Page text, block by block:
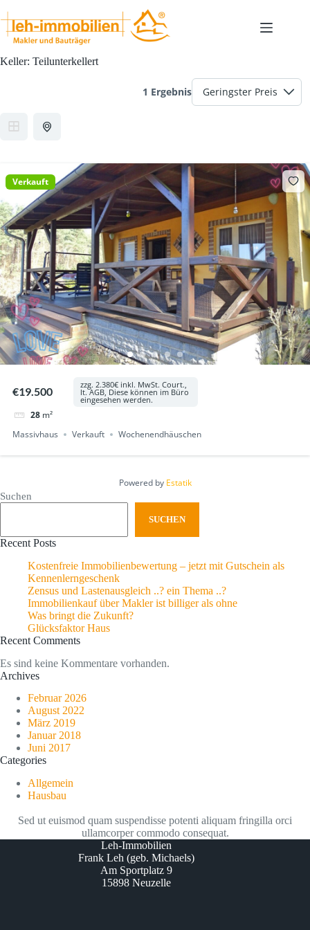
Inhalt
springen
Keller: Teilunterkellert
1 Ergebnis
Verkauft
€19.500
zzg. 2.380€ inkl. MwSt. Court.,
lt. AGB, Diese können im Büro
eingesehen werden.
28 m²
Massivhaus
Verkauft Wochenendhäuschen
Powered by Estatik
Suchen
SUCHEN
Recent Posts
Kostenfreie Immobilienbewertung – jetzt mit Gutschein als
Kennenlerngeschenk
Zensus und Lastenausgleich ..? ein Thema ..?
Immobilienkauf über Makler ist billiger als ohne
Was bringt die Zukunft?
Glücksfaktor Haus
Recent Comments
Es sind keine Kommentare vorhanden.
Archives
Februar 2026
August 2022
März 2019
Januar 2018
Juni 2017
Categories
Allgemein
Hausbau
Sed ut euismod quam suspendisse potenti aliquam fringilla orci
ullamcorper commodo consequat.
Leh-Immobilien
Frank Leh (geb. Michaels)
Am Sportplatz 9
15898 Neuzelle